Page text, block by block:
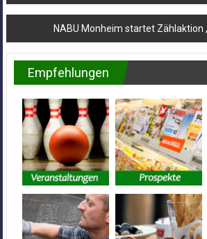
NABU Monheim startet Zählaktion
Empfehlungen